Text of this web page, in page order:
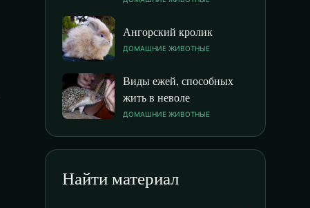
Ангорский кролик
ДОМАШНИЕ ЖИВОТНЫЕ
Виды ежей, способных
жить в неволе
ДОМАШНИЕ ЖИВОТНЫЕ
Найти материал